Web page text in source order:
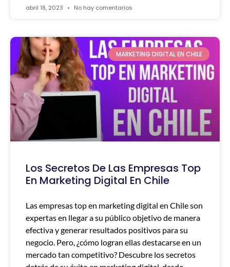
abril 18, 2023 No hay comentarios
MARKETING DIGITAL EN CHILE
Los Secretos De Las Empresas Top
En Marketing Digital En Chile
Las empresas top en marketing digital en Chile son
expertas en llegar a su público objetivo de manera
efectiva y generar resultados positivos para su
negocio. Pero, ¿cómo logran ellas destacarse en un
mercado tan competitivo? Descubre los secretos